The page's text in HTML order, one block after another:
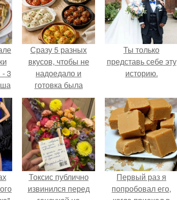
- 3
Сразу 5 разных
вкусов, чтобы не
надоедало и
готовка была
проще.
Ты только
представь себе эту
историю.
Токсис публично
извинился перед
Первый раз я
попробовал его,